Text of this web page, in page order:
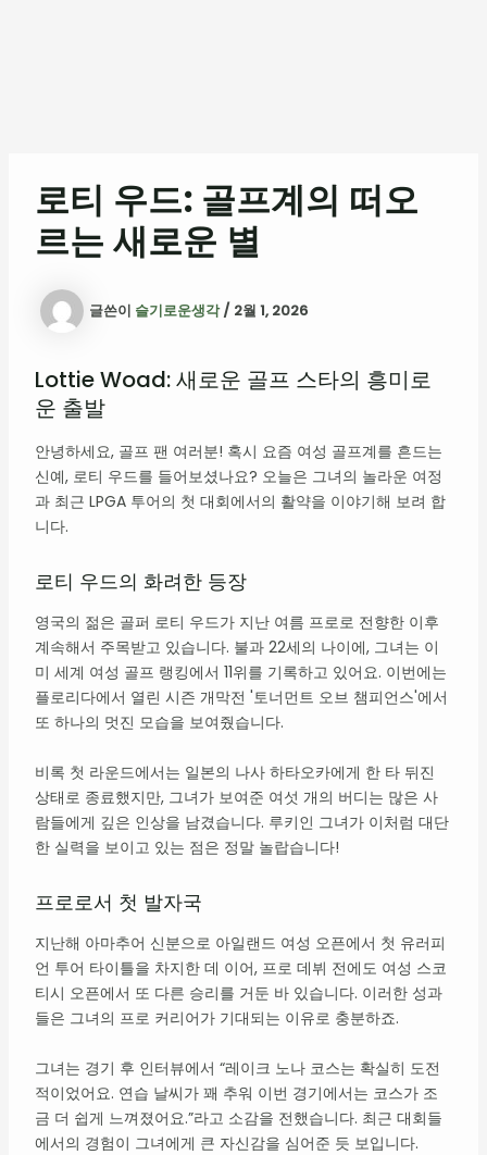
로티 우드: 골프계의 떠오
르는 새로운 별
글쓴이 슬기로운생각/ 2월 1, 2026
Lottie Woad: 새로운 골프 스타의 흥미로
운 출발
안녕하세요, 골프 팬 여러분! 혹시 요즘 여성 골프계를 흔드는
신예, 로티 우드를 들어보셨나요? 오늘은 그녀의 놀라운 여정
과 최근 LPGA 투어의 첫 대회에서의 활약을 이야기해 보려 합
니다.
로티 우드의 화려한 등장
영국의 젊은 골퍼 로티 우드가 지난 여름 프로로 전향한 이후
계속해서 주목받고 있습니다. 불과 22세의 나이에, 그녀는 이
미 세계 여성 골프 랭킹에서 11위를 기록하고 있어요. 이번에는
플로리다에서 열린 시즌 개막전 '토너먼트 오브 챔피언스'에서
또 하나의 멋진 모습을 보여줬습니다.
비록 첫 라운드에서는 일본의 나사 하타오카에게 한 타 뒤진
상태로 종료했지만, 그녀가 보여준 여섯 개의 버디는 많은 사
람들에게 깊은 인상을 남겼습니다. 루키인 그녀가 이처럼 대단
한 실력을 보이고 있는 점은 정말 놀랍습니다!
프로로서 첫 발자국
지난해 아마추어 신분으로 아일랜드 여성 오픈에서 첫 유러피
언 투어 타이틀을 차지한 데 이어, 프로 데뷔 전에도 여성 스코
티시 오픈에서 또 다른 승리를 거둔 바 있습니다. 이러한 성과
들은 그녀의 프로 커리어가 기대되는 이유로 충분하죠.
그녀는 경기 후 인터뷰에서 “레이크 노나 코스는 확실히 도전
적이었어요. 연습 날씨가 꽤 추워 이번 경기에서는 코스가 조
금 더 쉽게 느껴졌어요.”라고 소감을 전했습니다. 최근 대회들
에서의 경험이 그녀에게 큰 자신감을 심어준 듯 보입니다.